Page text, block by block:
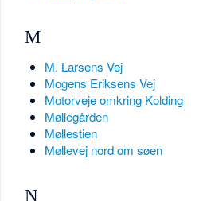
M
M. Larsens Vej
Mogens Eriksens Vej
Motorveje omkring Kolding
Møllegården
Møllestien
Møllevej nord om søen
N